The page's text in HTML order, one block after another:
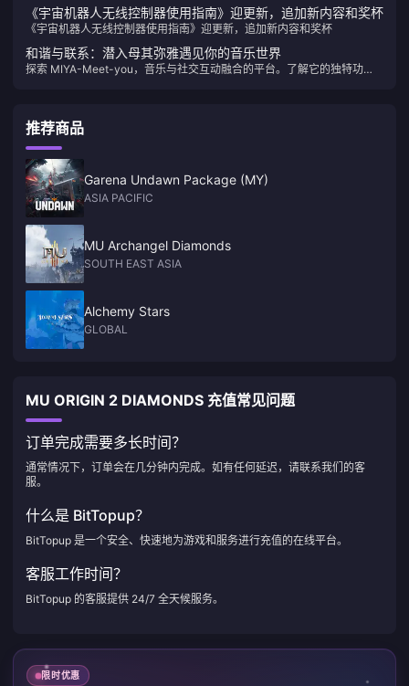
《宇宙机器人无线控制器使用指南》迎更新，追加新内容和奖杯
《宇宙机器人无线控制器使用指南》迎更新，追加新内容和奖杯
和谐与联系：潜入母其弥雅遇见你的音乐世界
探索 MIYA-Meet-you，音乐与社交互动融合的平台。了解它的独特功
推荐商品
Garena Undawn Package (MY)
ASIA PACIFIC
MU Archangel Diamonds
SOUTH EAST ASIA
Alchemy Stars
GLOBAL
MU ORIGIN 2 DIAMONDS 充值常见问题
订单完成需要多长时间？
通常情况下，订单会在几分钟内完成。如有任何延迟，请联系我们的客
服。
什么是 BitTopup？
BitTopup 是一个安全、快速地为游戏和服务进行充值的在线平台。
客服工作时间？
BitTopup 的客服提供 24/7 全天候服务。
限时优惠